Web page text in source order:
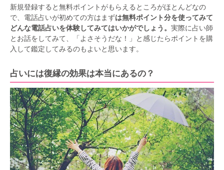
新規登録すると無料ポイントがもらえるところがほとんどなの
で、電話占いが初めての方はまずは無料ポイント分を使ってみて
どんな電話占いを体験してみてはいかがでしょう。 実際に占い師
とお話をしてみて、「よさそうだな！」と感じたらポイントを購
入して鑑定してみるのもよいと思います。
占いには復縁の効果は本当にあるの？